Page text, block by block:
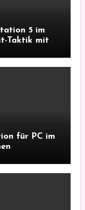
5 im
Taktik mit
für PC im